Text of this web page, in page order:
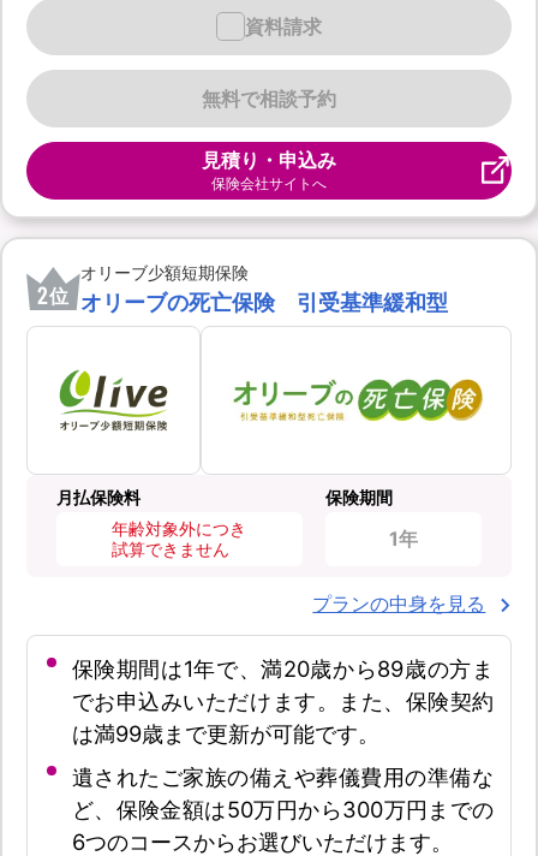
無料で相談予約
資料請求
見積り・申込み
保険会社サイトへ
2位
オリーブ少額短期保険
オリーブの死亡保険 引受基準緩和型
月払保険料
年齢対象外につき
試算できません
保険期間
1年
プランの中身を見る
保険期間は1年で、満20歳から89歳の方ま
でお申込みいただけます。また、保険契約
は満99歳まで更新が可能です。
遺されたご家族の備えや葬儀費用の準備な
ど、保険金額は50万円から300万円までの
6つのコースからお選びいただけます。